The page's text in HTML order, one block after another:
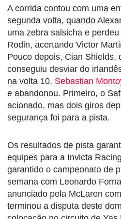
A corrida contou com uma
segunda volta, quando
uma zebra salsicha e
Rodin, acertando Victor
Pouco depois, Cian Shields,
conseguiu desviar do
na volta 10, Sebastian
e abandonou. Primeiro, o
acionado, mas dois giros
segurança foi para a pista.
Os resultados de pista
equipes para a Invicta
garantido o campeonato de
semana com Leonardo
anunciado pela McLaren
terminou a disputa deste